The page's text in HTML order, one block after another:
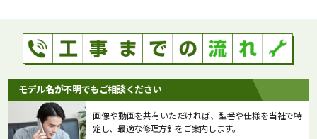
モデル名が不明でもご相談ください
画像や動画を共有いただければ、型番や仕様を当社で特
定し、最適な修理方針をご案内します。